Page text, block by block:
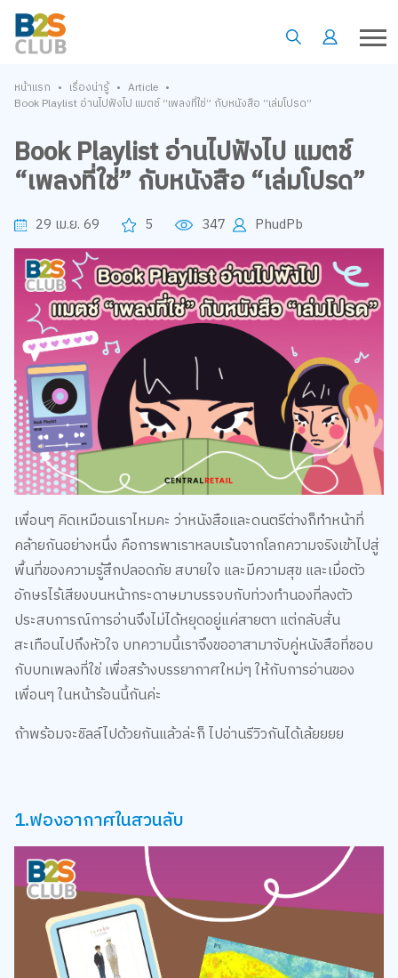
หน้าแรก • เรื่องน่ารู้ • Article •
Book Playlist อ่านไปฟังไป แมตช์ “เพลงที่ใช่” กับหนังสือ “เล่มโปรด”
Book Playlist อ่านไปฟังไป แมตช์
“เพลงที่ใช่” กับหนังสือ “เล่มโปรด”
29 เม.ย. 69 5 347 PhudPb
เพื่อนๆ คิดเหมือนเราไหมคะ ว่าหนังสือและดนตรีต่างก็ทำหน้าที่
คล้ายกันอย่างหนึ่ง คือการพาเราหลบเร้นจากโลกความจริงเข้าไปสู่
พื้นที่ของความรู้สึกปลอดภัย สบายใจ และมีความสุข และเมื่อตัว
อักษรไร้เสียงบนหน้ากระดาษมาบรรจบกับท่วงทำนองที่ลงตัว
ประสบการณ์การอ่านจึงไม่ได้หยุดอยู่แค่สายตา แต่กลับสั่น
สะเทือนไปถึงหัวใจ บทความนี้เราจึงขออาสามาจับคู่หนังสือที่ชอบ
กับบทเพลงที่ใช่ เพื่อสร้างบรรยากาศใหม่ๆ ให้กับการอ่านของ
เพื่อนๆ ในหน้าร้อนนี้กันค่ะ
ถ้าพร้อมจะชิลล์ไปด้วยกันแล้วล่ะก็ ไปอ่านรีวิวกันได้เล้ยยยย
1.ฟองอากาศในสวนลับ